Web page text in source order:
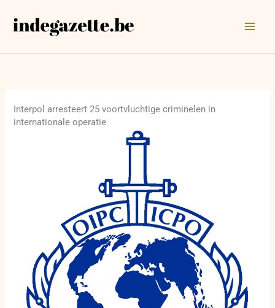
naar
Interpol arresteert 25 voortvluchtige criminelen in
internationale operatie